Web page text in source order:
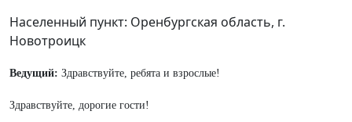
Населенный пункт: Оренбургская область, г.
Новотроицк
Ведущий: Здравствуйте, ребята и взрослые!
Здравствуйте, дорогие гости!